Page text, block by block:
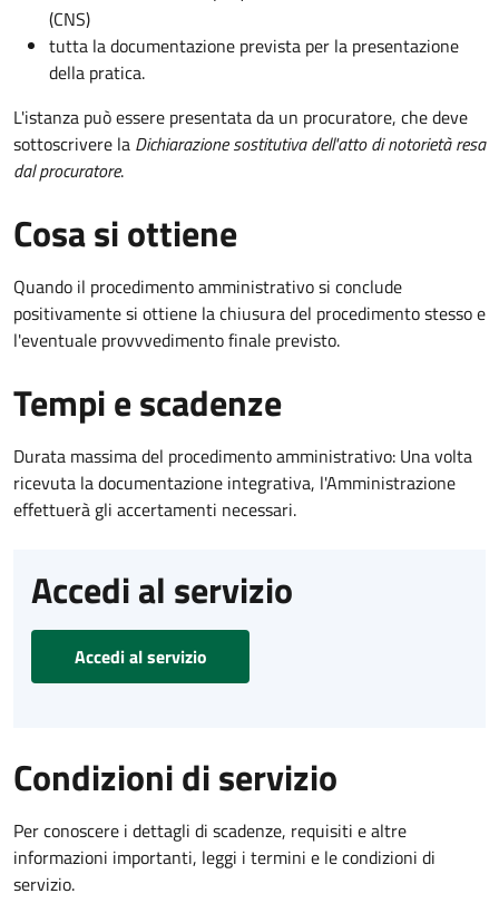
(CNS)
tutta la documentazione prevista per la presentazione
della pratica.
L'istanza può essere presentata da un procuratore, che deve
sottoscrivere la Dichiarazione sostitutiva dell'atto di notorietà resa
dal procuratore.
Cosa si ottiene
Quando il procedimento amministrativo si conclude
positivamente si ottiene la chiusura del procedimento stesso e
l'eventuale provvvedimento finale previsto.
Tempi e scadenze
Durata massima del procedimento amministrativo: Una volta
ricevuta la documentazione integrativa, l'Amministrazione
effettuerà gli accertamenti necessari.
Accedi al servizio
Accedi al servizio
Condizioni di servizio
Per conoscere i dettagli di scadenze, requisiti e altre
informazioni importanti, leggi i termini e le condizioni di
servizio.